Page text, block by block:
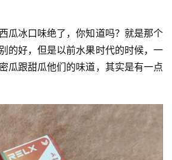
瓜冰口味绝了，你知道吗？就是那个
的好，但是以前水果时代的时候，一
瓜跟甜瓜他们的味道，其实是有一点